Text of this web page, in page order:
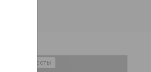
Подкасты